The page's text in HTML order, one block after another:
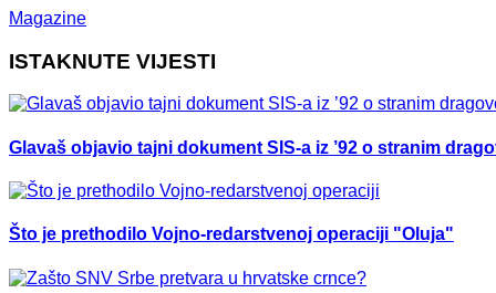
Magazine
ISTAKNUTE VIJESTI
Glavaš objavio tajni dokument SIS-a iz ’92 o stranim
Što je prethodilo Vojno-redarstvenoj operaciji "Oluja"